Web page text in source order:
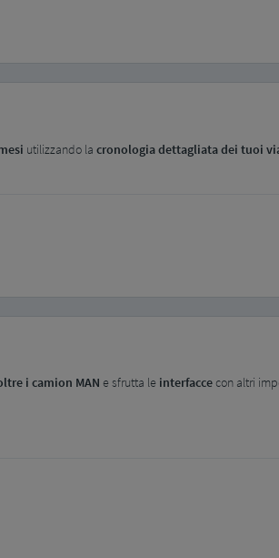
utilizzando la cronologia dettagliata dei tuoi
i camion MAN e sfrutta le interfaccecon altri